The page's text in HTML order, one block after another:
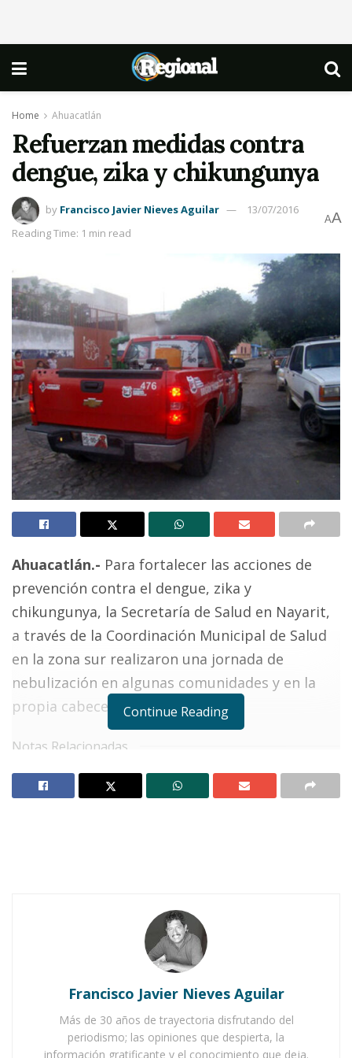
Home Ahuacatlán
Refuerzan medidas contra
dengue, zika y chikungunya
by Francisco Javier Nieves Aguilar
13/07/2016
Reading Time: 1 min read
AA
Ahuacatlán.- Para fortalecer las acciones de
prevención contra el dengue, zika y
chikungunya, la Secretaría de Salud en Nayarit,
a través de la Coordinación Municipal de Salud
en la zona sur realizaron una jornada de
nebulización en algunas comunidades y en la
propia cabecera municipal.
Notas Relacionadas
Ahuacatlán celebrá el día de Reyes con rosca y
chocolate
Departamento de Vectores y Zoonosis.
De ésta
Continue Reading
Francisco Javier Nieves Aguilar
Más de 30 años de trayectoria disfrutando del
periodismo; las opiniones que despierta, la
información gratificante y el conocimiento que deja.